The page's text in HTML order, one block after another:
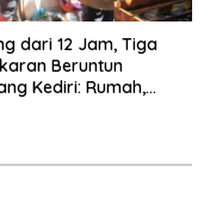
dari 12 Jam, Tiga
Beruntun
Kediri: Rumah,